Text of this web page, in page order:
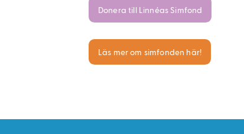
Donera till Linnéas Simfond
Läs mer om simfonden här!